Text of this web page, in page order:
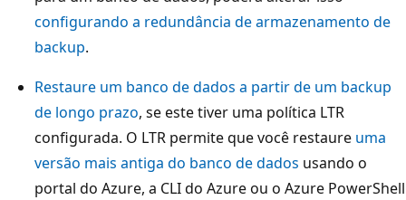
configurando a redundância de armazenamento de
backup.
Restaure um banco de dados a partir de um backup
de longo prazo, se este tiver uma política LTR
configurada. O LTR permite que você restaure uma
versão mais antiga do banco de dados usando o
portal do Azure, a CLI do Azure ou o Azure PowerShell